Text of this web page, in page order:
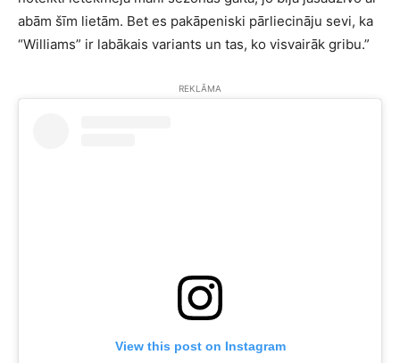
abām šīm lietām. Bet es pakāpeniski pārliecināju sevi, ka
“Williams” ir labākais variants un tas, ko visvairāk gribu.”
REKLĀMA
View this post on Instagram